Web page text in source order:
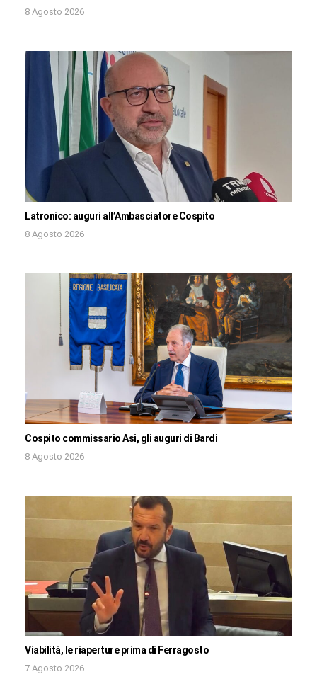
8 Agosto 2026
Latronico: auguri all’Ambasciatore Cospito
8 Agosto 2026
Cospito commissario Asi, gli auguri di Bardi
8 Agosto 2026
Viabilità, le riaperture prima di Ferragosto
7 Agosto 2026